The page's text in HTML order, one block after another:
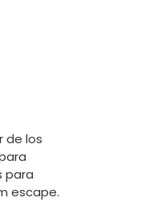
de los
para
escape.